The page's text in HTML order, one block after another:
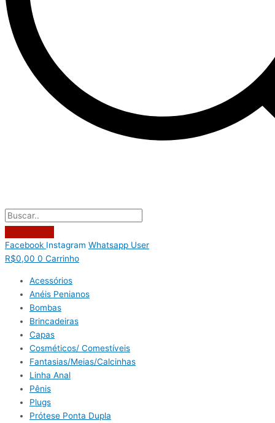
Facebook Instagram Whatsapp User
R$0,00 0 Carrinho
Acessórios
Anéis Penianos
Bombas
Brincadeiras
Capas
Cosméticos/ Comestíveis
Fantasias/Meias/Calcinhas
Linha Anal
Pênis
Plugs
Prótese Ponta Dupla